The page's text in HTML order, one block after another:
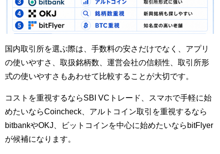
国内取引所を選ぶ際は、手数料の安さだけでなく、アプリ
の使いやすさ、取扱銘柄数、運営会社の信頼性、取引所形
式の使いやすさもあわせて比較することが大切です。
コストを重視するならSBI VCトレード、スマホで手軽に始
めたいならCoincheck、アルトコイン取引を重視するなら
bitbankやOKJ、ビットコインを中心に始めたいならbitFlyer
が候補になります。